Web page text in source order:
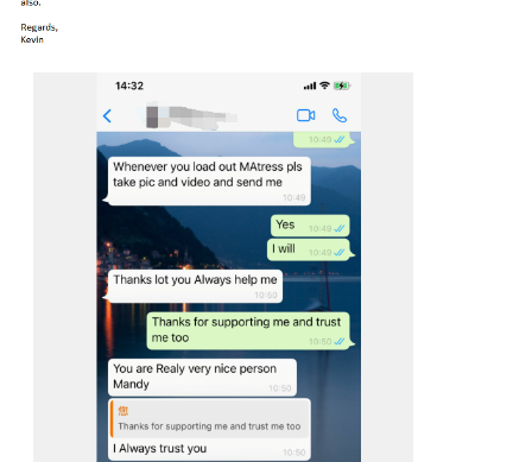
Tinggalkan
Kami akan segera